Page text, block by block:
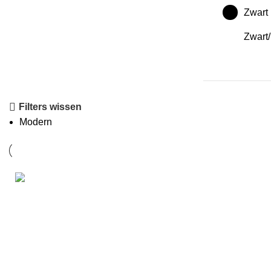
Zwart
Filters wissen
Modern
Akoestisch Schilderij Skyline 's-
Hertogenbosch Watecolor Paint